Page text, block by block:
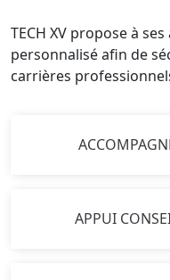
TECH XV propose à
personnalisé afin de
carrières
APPUI